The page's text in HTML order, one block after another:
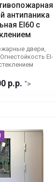
антипаника
EI60 с
двери,
EI-
р.р. ">